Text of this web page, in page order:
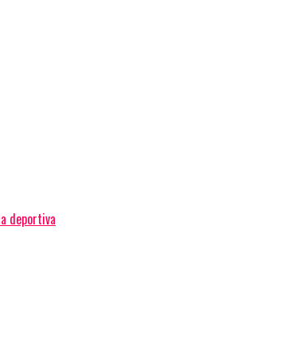
deportiva